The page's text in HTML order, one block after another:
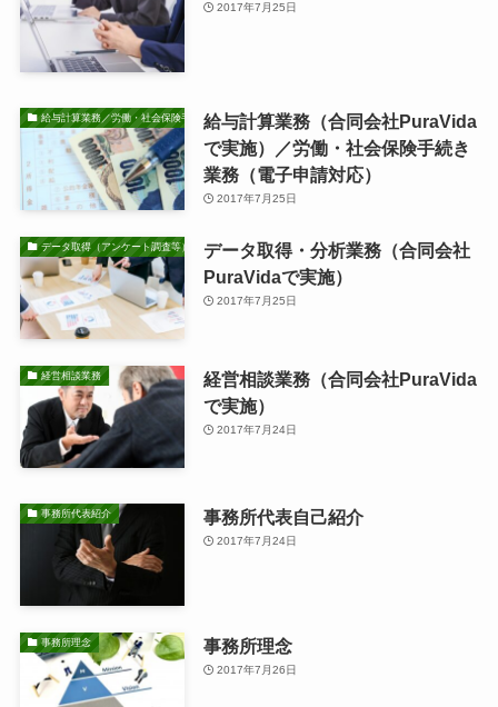
2017年7月25日
給与計算業務／労働・社会保険手続き業務給与計算業務（合同会社PuraVida
で実施）／労働・社会保険手続き
業務（電子申請対応）
2017年7月25日
データ取得（アンケート調査等）・分析業務データ取得・分析業務（合同会社
PuraVidaで実施）
2017年7月25日
経営相談業務
経営相談業務（合同会社PuraVida
で実施）
2017年7月24日
事務所代表紹介 事務所代表自己紹介
2017年7月24日
事務所理念 事務所理念
2017年7月26日